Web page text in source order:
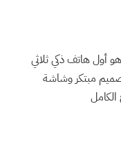
هو أول هاتف ذكي ثلاثي
مبتكر وشاشة